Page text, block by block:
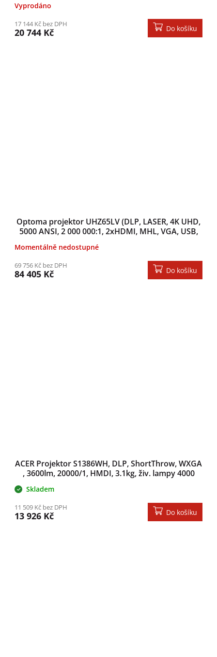
Vyprodáno
17 144 Kč bez DPH
20 744 Kč Do košíku
Optoma projektor UHZ65LV (DLP, LASER, 4K UHD,
5000 ANSI, 2 000 000:1, 2xHDMI, MHL, VGA, USB,
Momentálně nedostupné
69 756 Kč bez DPH
84 405 Kč Do košíku
ACER Projektor S1386WH, DLP, ShortThrow, WXGA
, 3600lm, 20000/1, HMDI, 3.1kg, živ. lampy 4000
Skladem
11 509 Kč bez DPH
13 926 Kč Do košíku